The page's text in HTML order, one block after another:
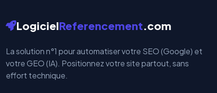
LogicielReferencement.com
La solution n°1 pour automatiser votre SEO (Google) et
votre GEO (IA). Positionnez votre site partout, sans
effort technique.